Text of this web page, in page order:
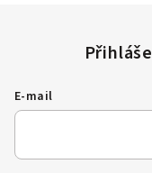
E-mail